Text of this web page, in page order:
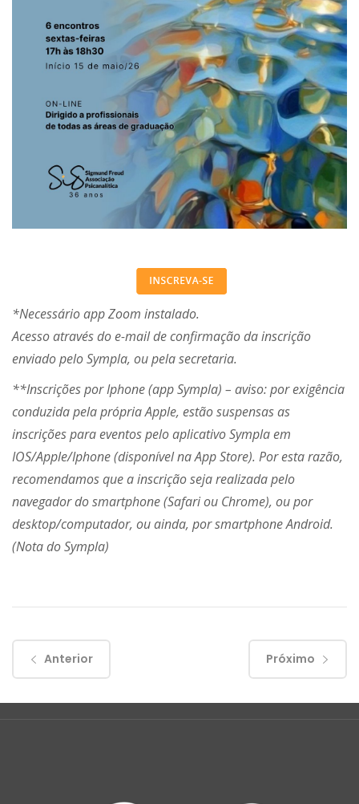
*Necessário app Zoom instalado.
Acesso através do e-mail de confirmação da inscrição
enviado pelo Sympla, ou pela secretaria.
**Inscrições por Iphone (app Sympla) – aviso: por exigência
conduzida pela própria Apple, estão suspensas as
inscrições para eventos pelo aplicativo Sympla em
IOS/Apple/Iphone (disponível na App Store). Por esta razão,
recomendamos que a inscrição seja realizada pelo
navegador do smartphone (Safari ou Chrome), ou por
desktop/computador, ou ainda, por smartphone Android.
(Nota do Sympla)
Anterior Próximo